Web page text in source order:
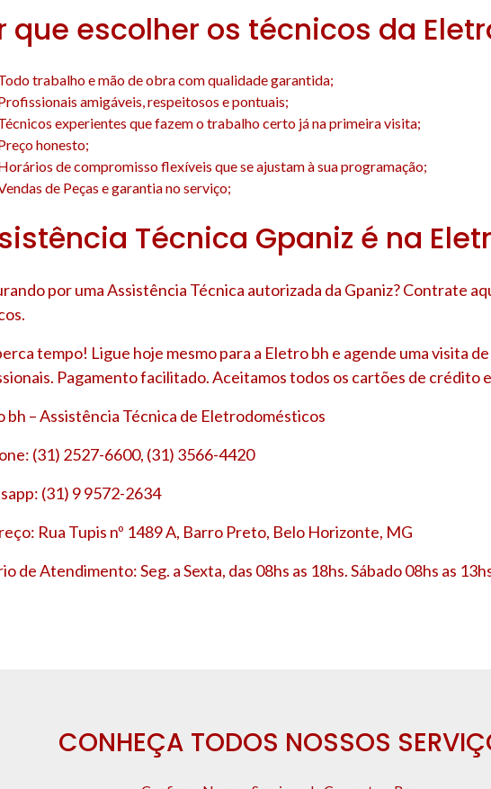
que escolher os técnicos da
trabalho e mão de obra com qualidade garantida;
amigáveis, respeitosos e pontuais;
experientes que fazem o trabalho certo já na primeira visita;
honesto;
de compromisso flexíveis que se ajustam à sua programação;
de Peças e garantia no serviço;
Técnica Gpaniz é na
por uma Assistência Técnica autorizada da Gpaniz? Contrate
tempo! Ligue hoje mesmo para a Eletro bh e agende uma visita
Pagamento facilitado. Aceitamos todos os cartões de crédito
bh – Assistência Técnica de Eletrodomésticos
(31) 2527-6600, (31) 3566-4420
(31) 9 9572-2634
Rua Tupis nº 1489 A, Barro Preto, Belo Horizonte, MG
de Atendimento: Seg. a Sexta, das 08hs as 18hs. Sábado 08hs as
CONHEÇA TODOS NOSSOS